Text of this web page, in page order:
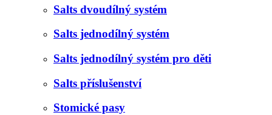
Salts dvoudílný systém
Salts jednodílný systém
Salts jednodílný systém pro děti
Salts příslušenství
Stomické pasy